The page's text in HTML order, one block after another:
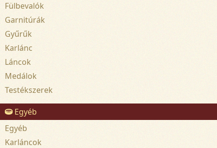
Fülbevalók
Garnitúrák
Gyűrűk
Karlánc
Láncok
Medálok
Testékszerek
Egyéb
Egyéb
Karláncok